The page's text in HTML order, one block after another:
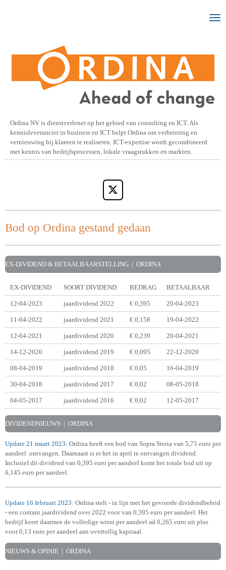
Ordina NV is dienstverlener op het gebied van consulting en ICT. Als
kennisleverancier in business en ICT helpt Ordina om verbetering en
vernieuwing bij klanten te realiseren. ICT-expertise wordt gecombineerd
met kennis van bedrijfsprocessen, lokale vraagstukken en markten.
X
Bod op Ordina gestand gedaan
EX-DIVIDEND & BETAALBAARSTELLING | ORDINA
EX-DIVIDEND SOORT DIVIDEND BEDRAG BETAALBAAR
12-04-2023 jaardividend 2022 € 0,395 20-04-2023
11-04-2022 jaardividend 2021 € 0,158 19-04-2022
12-04-2021 jaardividend 2020 € 0,239 20-04-2021
14-12-2020 jaardividend 2019 € 0,095 22-12-2020
08-04-2019 jaardividend 2018 € 0,05 16-04-2019
30-04-2018 jaardividend 2017 € 0,02 08-05-2018
04-05-2017 jaardividend 2016 € 0,02 12-05-2017
DIVIDENDNIEUWS | ORDINA
Update 21 maart 2023: Ordina heeft een bod van Sopra Steria van 5,75 euro per
aandeel ontvangen. Daarnaast is er het in april te ontvangen dividend.
Inclusief dit dividend van 0,395 euro per aandeel komt het totale bod uit op
6,145 euro per aandeel.
Update 16 februari 2023: Ordina stelt - in lijn met het gevoerde dividendbeleid
- een contant jaardividend over 2022 voor van 0,395 euro per aandeel. Het
bedrijf keert daarmee de volledige winst per aandeel ad 0,265 euro uit plus
voor 0,13 euro per aandeel aan overtollig kapitaal.
NIEUWS & OPINIE | ORDINA